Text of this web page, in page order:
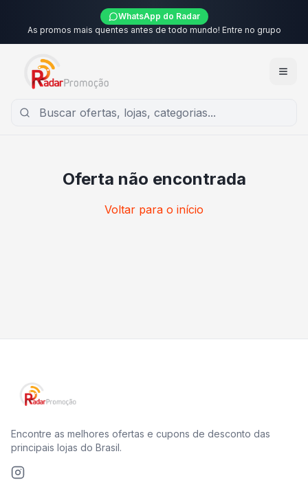
WhatsApp do Radar
As promos mais quentes antes de todo mundo! Entre no grupo
Oferta não encontrada
Voltar para o início
Encontre as melhores ofertas e cupons de desconto das
principais lojas do Brasil.